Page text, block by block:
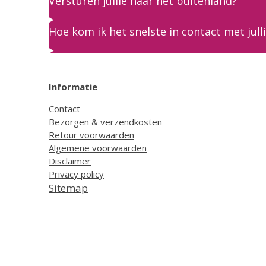
Hoe kom ik het snelste in contact met
Informatie
Contact
Bezorgen & verzendkosten
Retour voorwaarden
Algemene voorwaarden
Disclaimer
Privacy policy
Sitemap